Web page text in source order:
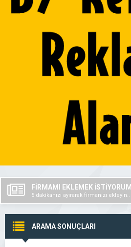
FİRMAMI EKLEMEK İSTİYORUM
5 dakikanızı ayırarak firmanızı ekleyin..
ARAMA SONUÇLARI